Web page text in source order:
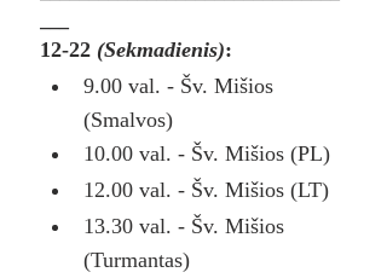
12-22 (Sekmadienis):
9.00 val. - Šv. Mišios
(Smalvos)
10.00 val. - Šv. Mišios (PL)
12.00 val. - Šv. Mišios (LT)
13.30 val. - Šv. Mišios
(Turmantas)